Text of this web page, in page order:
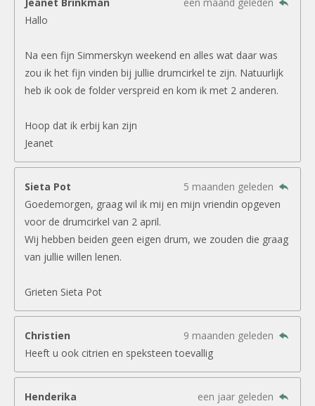
Hallo
Na een fijn Simmerskyn weekend en alles wat daar was
zou ik het fijn vinden bij jullie drumcirkel te zijn. Natuurlijk
heb ik ook de folder verspreid en kom ik met 2 anderen.
Hoop dat ik erbij kan zijn
Jeanet
Sieta Pot
5 maanden geleden
Goedemorgen, graag wil ik mij en mijn vriendin opgeven
voor de drumcirkel van 2 april.
Wij hebben beiden geen eigen drum, we zouden die graag
van jullie willen lenen.
Grieten Sieta Pot
Christien
9 maanden geleden
Heeft u ook citrien en speksteen toevallig
Henderika
een jaar geleden